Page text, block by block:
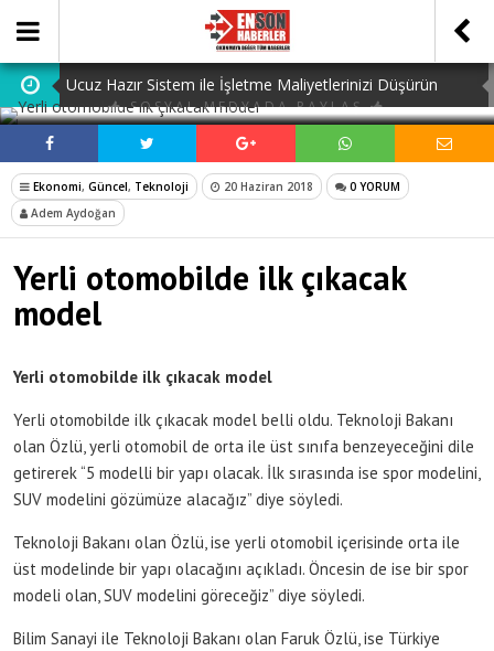
Ucuz Hazır Sistem ile İşletme Maliyetlerinizi Düşürün
Navigating Istanbul: The Essential Guide to Airport
Transfer Istanbul Airport
Ankara Kız Yurtları: Eğitimde Başarı İçin İdeal Ortam
Understanding Your Rights: Canadianow Statutory
Holidays Explained
Dijital Ürün Pasaportu Firmaları: En İyi 10 Şirket
SOSYAL MEDYADA PAYLAŞ
Ekonomi, Güncel, Teknoloji 20 Haziran 2018
0 YORUM
Adem Aydoğan
Yerli otomobilde ilk çıkacak
model
Yerli otomobilde ilk çıkacak model
Yerli otomobilde ilk çıkacak model belli oldu. Teknoloji Bakanı
olan Özlü, yerli otomobil de orta ile üst sınıfa benzeyeceğini dile
getirerek “5 modelli bir yapı olacak. İlk sırasında ise spor modelini,
SUV modelini gözümüze alacağız” diye söyledi.
Teknoloji Bakanı olan Özlü, ise yerli otomobil içerisinde orta ile
üst modelinde bir yapı olacağını açıkladı. Öncesin de ise bir spor
modeli olan, SUV modelini göreceğiz” diye söyledi.
Bilim Sanayi ile Teknoloji Bakanı olan Faruk Özlü, ise Türkiye